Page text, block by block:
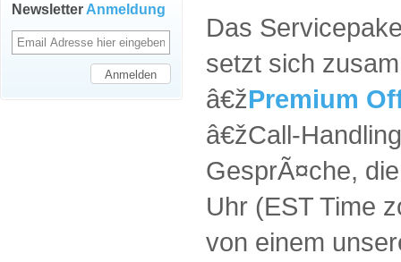
Das
setzt sich
â€žPremium
â€žCall-
GesprÃ¤che,
Uhr (EST Time
von einem
Newsletter Anmeldung